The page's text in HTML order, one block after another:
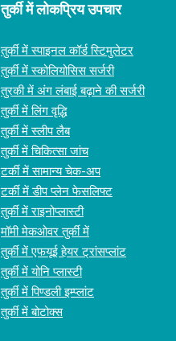
तुर्की में लोकप्रिय उपचार
तुर्की में स्पाइनल कॉर्ड स्‍टिमुलेटर
तुर्की में स्कोलियोसिस सर्जरी
तुरकी में अंग लंबाई बढ़ाने की सर्जरी
तुर्की में लिंग वृद्धि
तुर्की में स्लीप लैब
तुर्की में चिकित्सा जांच
टर्की में सामान्य चेक-अप
टर्की में डीप प्लेन फेसलिफ्ट
तुर्की में राइनोप्लास्टी
मॉमी मेकओवर तुर्की में
तुर्की में एफयूई हेयर ट्रांसप्लांट
तुर्की में योनि प्लास्टी
तुर्की में पिण्डली इम्प्लांट
तुर्की में बोटोक्स